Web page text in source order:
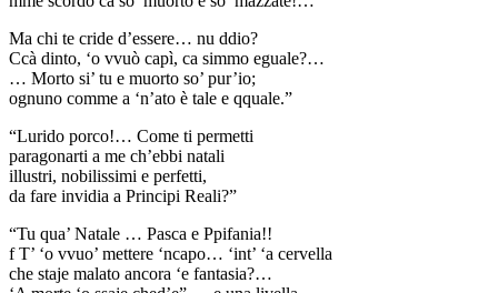
Ma chi te cride d’essere… nu ddio?
Ccà dinto, ‘o vvuò capì, ca simmo eguale?…
… Morto si’ tu e muorto so’ pur’io;
ognuno comme a ‘n’ato è tale e qquale.”
“Lurido porco!… Come ti permetti
paragonarti a me ch’ebbi natali
illustri, nobilissimi e perfetti,
da fare invidia a Principi Reali?”
“Tu qua’ Natale … Pasca e Ppifania!!
f T’ ‘o vvuo’ mettere ‘ncapo… ‘int’ ‘a cervella
che staje malato ancora ‘e fantasia?…